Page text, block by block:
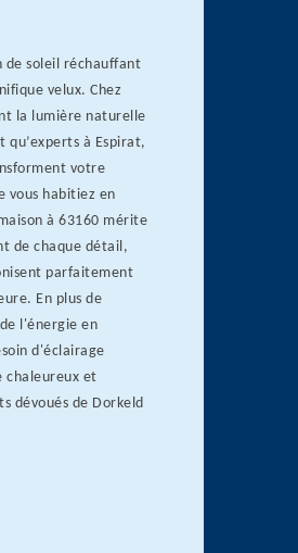
de soleil réchauffant
velux. Chez
la lumière naturelle
à Espirat,
votre
vous habitiez en
à 63160 mérite
de chaque détail,
parfaitement
En plus de
l'énergie en
d'éclairage
chaleureux et
dévoués de Dorkeld